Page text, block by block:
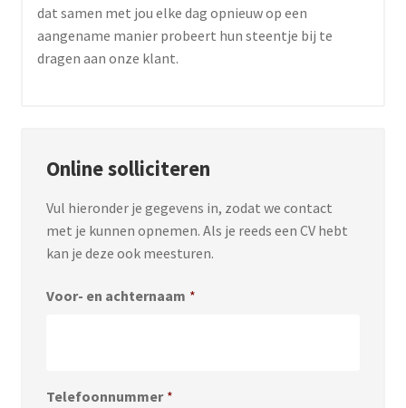
dat samen met jou elke dag opnieuw op een
aangename manier probeert hun steentje bij te
dragen aan onze klant.
Online solliciteren
Vul hieronder je gegevens in, zodat we contact
met je kunnen opnemen. Als je reeds een CV hebt
kan je deze ook meesturen.
Voor- en achternaam *
Telefoonnummer *